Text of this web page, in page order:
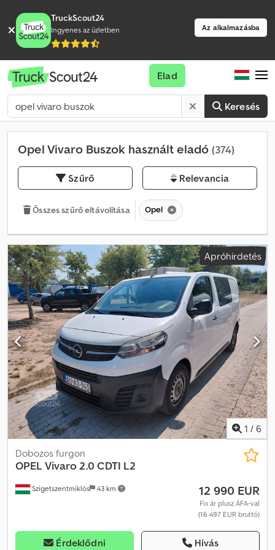
TruckScout24
Ingyenes az üzletben Az alkalmazásba
Keresés
Elad
Opel Vivaro Buszok használt eladó (374)
Szűrő Relevancia
Összes szűrő eltávolítása Opel
Apróhirdetés
1 / 6
Szigetszentmiklós 43 km
Dobozos furgon
OPEL Vivaro 2.0 CDTI L2
12 990 EUR
Fix ár plusz ÁFA-val
(16 497 EUR bruttó)
Érdeklődni Hívás